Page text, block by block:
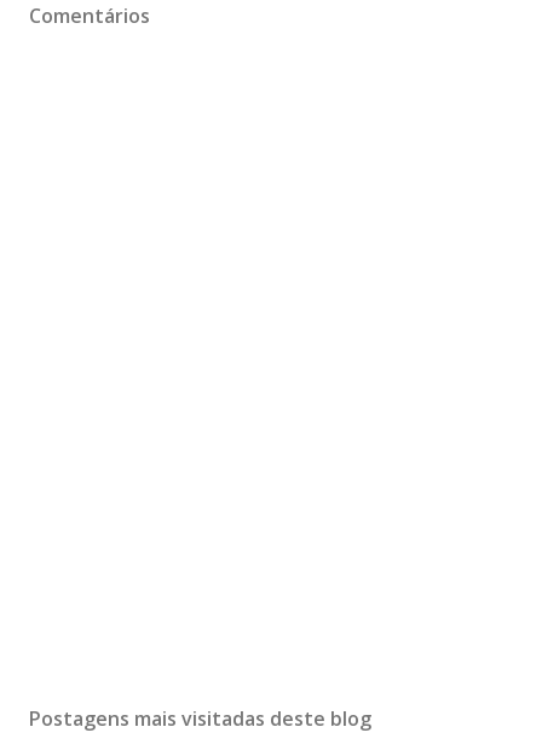
Comentários
Postagens mais visitadas deste blog